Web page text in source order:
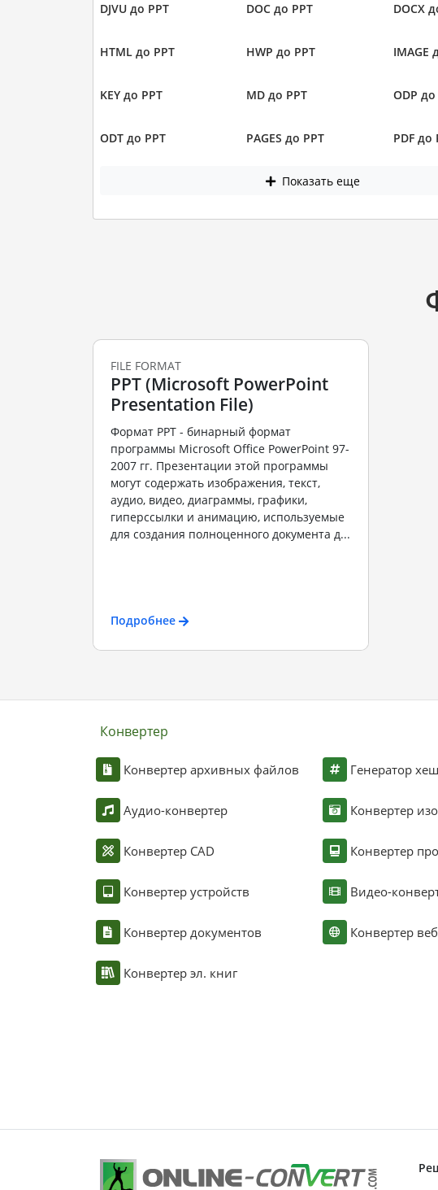
DJVU до PPT DOC до PPT DOCX
HTML до PPT HWP до PPT IMAGE
KEY до PPT MD до PPT ODP до
ODT до PPT PAGES до PPT PDF до
Показать еще
FILE FORMAT
PPT (Microsoft PowerPoint
Presentation File)
Формат PPT - бинарный формат
программы Microsoft Office PowerPoint 97-
2007 гг. Презентации этой программы
могут содержать изображения, текст,
аудио, видео, диаграммы, графики,
гиперссылки и анимацию, используемые
для создания полноценного документа д...
Подробнее
Конвертер
Конвертер архивных файлов
Аудио-конвертер
Конвертер CAD
Конвертер устройств
Конвертер документов
Конвертер эл. книг
Генератор
Конвертер
Конвертер
Видео-
Конвертер